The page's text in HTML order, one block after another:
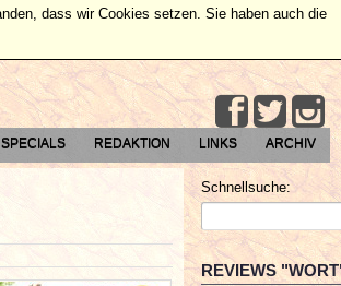
SPECIALS REDAKTION LINKS ARCHIV
Schnellsuche:
REVIEWS
dass wir Cookies setzen. Sie haben auch die